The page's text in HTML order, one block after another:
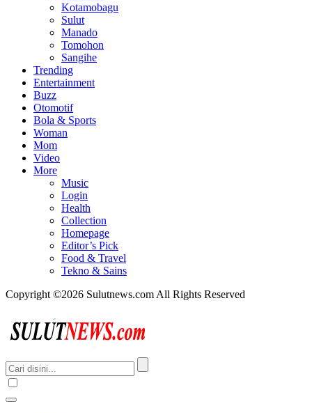
Kotamobagu
Sulut
Manado
Tomohon
Sangihe
Trending
Entertainment
Buzz
Otomotif
Bola & Sports
Woman
Mom
Video
More
Music
Login
Health
Collection
Homepage
Editor’s Pick
Food & Travel
Tekno & Sains
Copyright ©2026 Sulutnews.com All Rights Reserved